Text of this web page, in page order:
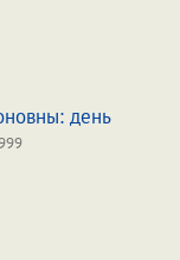
день